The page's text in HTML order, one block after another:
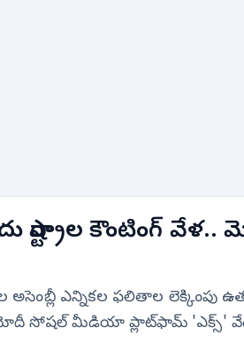
రాష్ట్రాల కౌంటింగ్ వేళ..
అసెంబ్లీ ఎన్నికల ఫలితాల
మోదీ సోషల్ మీడియా ప్లాట్‌ఫామ్ 'ఎక్స్'